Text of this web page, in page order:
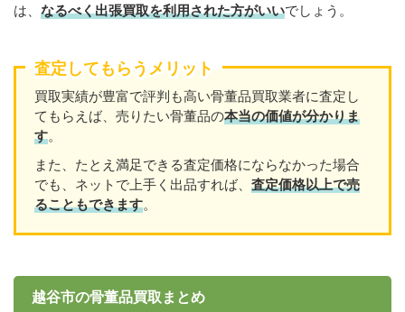
は、 なるべく出張買取を利用された方がいいでしょう。
査定してもらうメリット
買取実績が豊富で評判も高い骨董品買取業者に査定し
てもらえば、売りたい骨董品の本当の価値が分かりま
す。
また、たとえ満足できる査定価格にならなかった場合
でも、ネットで上手く出品すれば、 査定価格以上で売
ることもできます。
越谷市の骨董品買取まとめ